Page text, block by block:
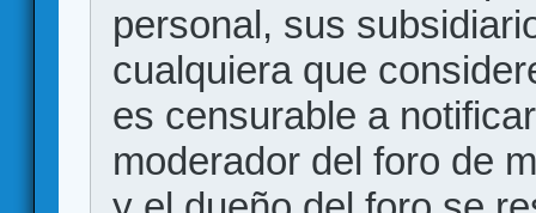
personal, sus
cualquiera que
es censurable a
moderador del foro de